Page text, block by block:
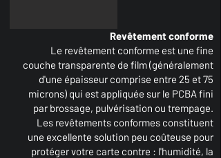
Revêtement conforme
Le revêtement conforme est une fine
couche transparente de film (généralement
d'une épaisseur comprise entre 25 et 75
microns) qui est appliquée sur le PCBA fini
par brossage, pulvérisation ou trempage.
Les revêtements conformes constituent
une excellente solution peu coûteuse pour
protéger votre carte contre : l'humidité, la